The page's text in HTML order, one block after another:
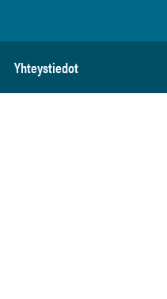
Yhteystiedot